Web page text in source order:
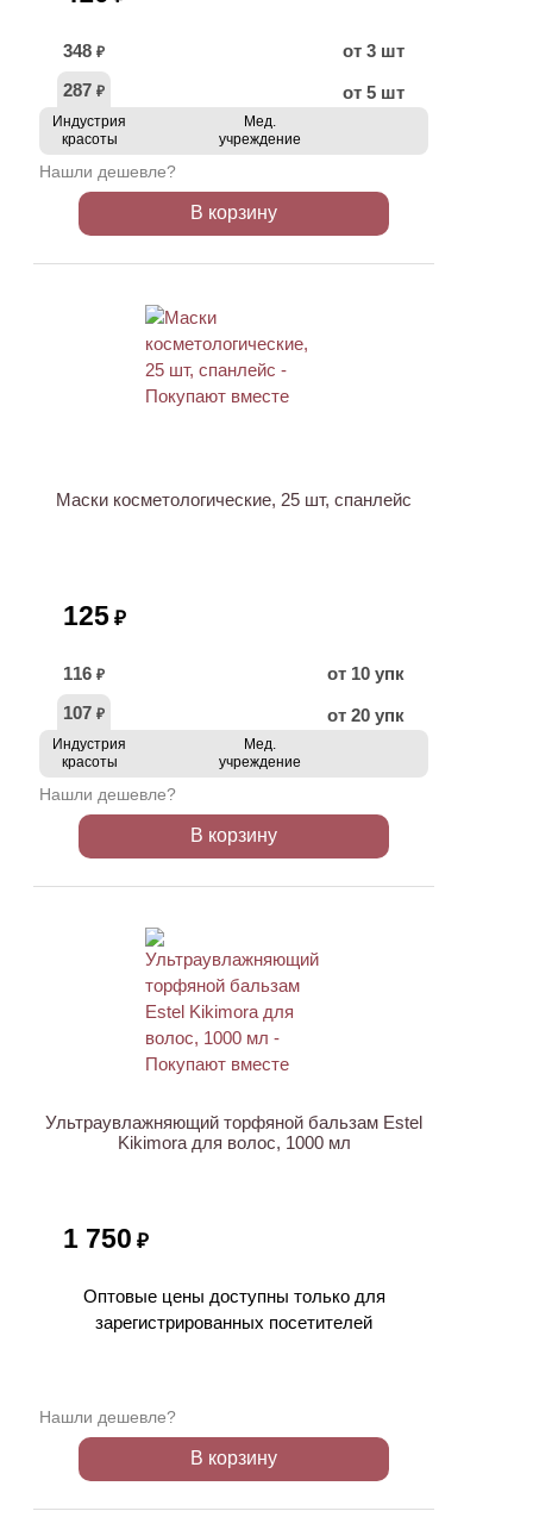
348 ₽
от 3 шт
287 ₽ от 5 шт
Индустрия
красоты
Мед.
учреждение
Нашли дешевле?
В корзину
Маски косметологические, 25 шт, спанлейс
125 ₽
116 ₽
от 10 упк
107 ₽ от 20 упк
Индустрия
красоты
Мед.
учреждение
Нашли дешевле?
В корзину
Ультраувлажняющий торфяной бальзам Estel
Kikimora для волос, 1000 мл
1 750 ₽
Оптовые цены доступны только для
зарегистрированных посетителей
Нашли дешевле?
В корзину